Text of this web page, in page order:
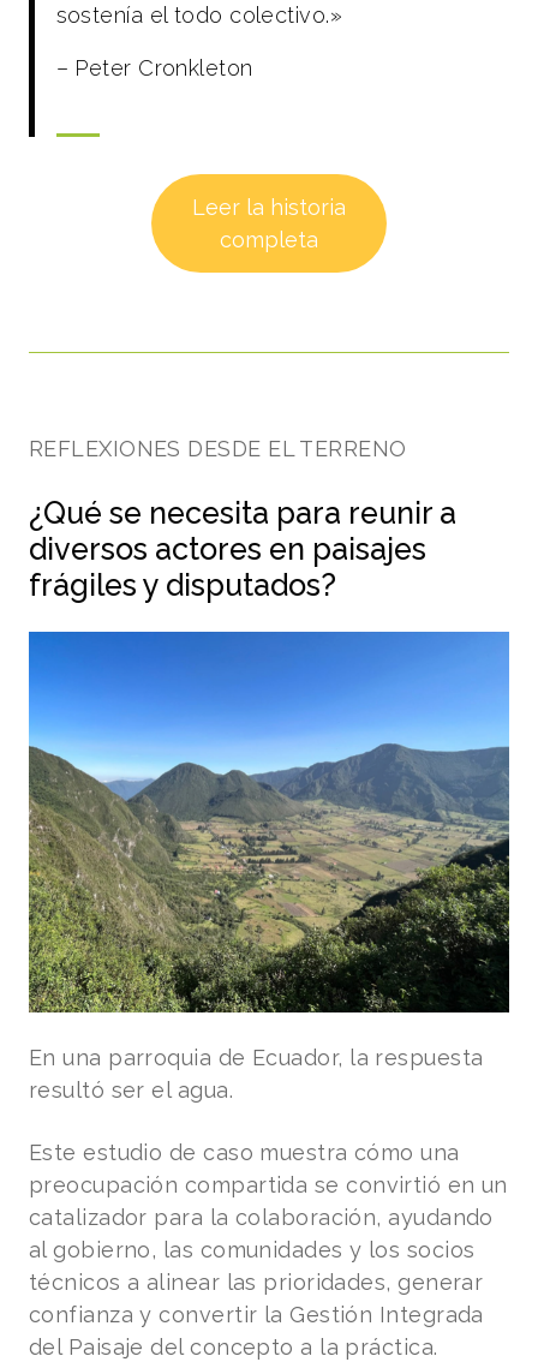
sostenía el todo colectivo.»
– Peter Cronkleton
Leer la historia
completa
REFLEXIONES DESDE EL TERRENO
¿Qué se necesita para reunir a
diversos actores en paisajes
frágiles y disputados?
En una parroquia de Ecuador, la respuesta
resultó ser el agua.
Este estudio de caso muestra cómo una
preocupación compartida se convirtió en un
catalizador para la colaboración, ayudando
al gobierno, las comunidades y los socios
técnicos a alinear las prioridades, generar
confianza y convertir la Gestión Integrada
del Paisaje del concepto a la práctica.